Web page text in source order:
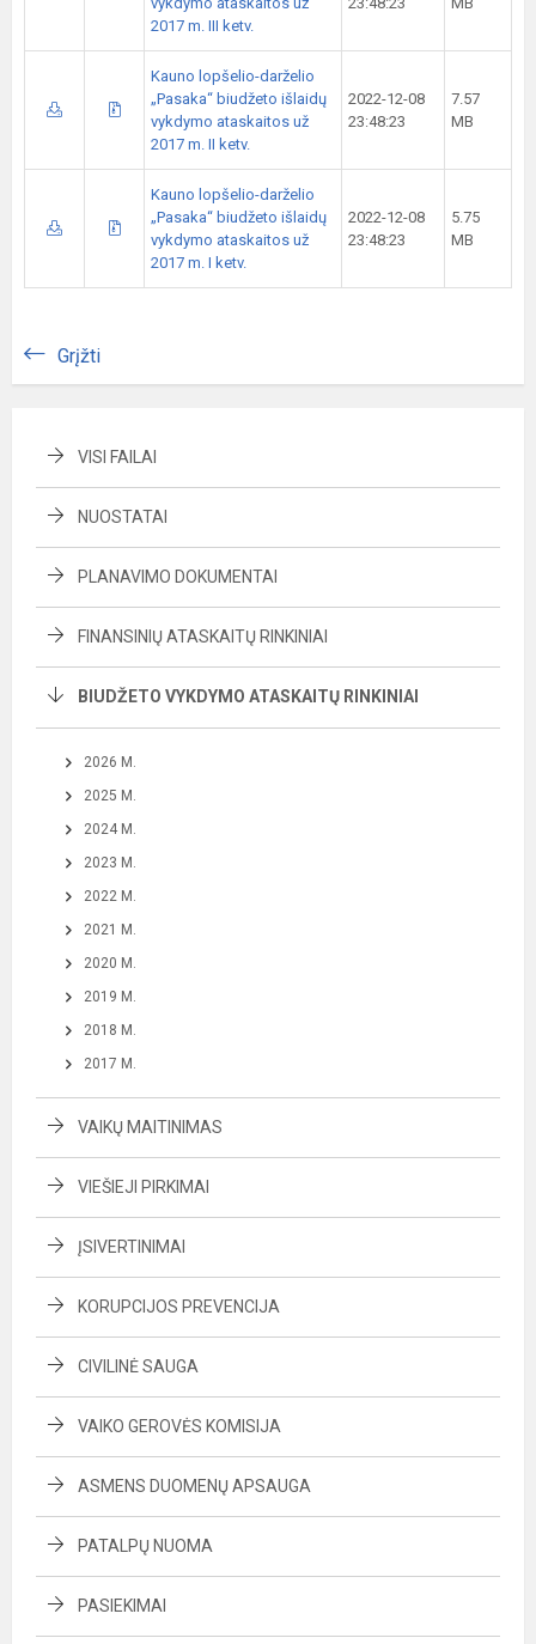
2017 m. III ketv.
Kauno lopšelio-darželio
„Pasaka“ biudžeto išlaidų
vykdymo ataskaitos už
2017 m. II ketv.
2022-12-08
23:48:23
7.57
MB
Kauno lopšelio-darželio
„Pasaka“ biudžeto išlaidų
vykdymo ataskaitos už
2017 m. I ketv.
2022-12-08
23:48:23
5.75
MB
Grįžti
VISI FAILAI
NUOSTATAI
PLANAVIMO DOKUMENTAI
FINANSINIŲ ATASKAITŲ RINKINIAI
BIUDŽETO VYKDYMO ATASKAITŲ RINKINIAI
2026 M.
2025 M.
2024 M.
2023 M.
2022 M.
2021 M.
2020 M.
2019 M.
2018 M.
2017 M.
VAIKŲ MAITINIMAS
VIEŠIEJI PIRKIMAI
ĮSIVERTINIMAI
KORUPCIJOS PREVENCIJA
CIVILINĖ SAUGA
VAIKO GEROVĖS KOMISIJA
ASMENS DUOMENŲ APSAUGA
PATALPŲ NUOMA
PASIEKIMAI